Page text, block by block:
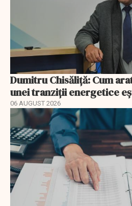
Dumitru Chisăliță: Cum
unei tranziții energetice
06 AUGUST 2026